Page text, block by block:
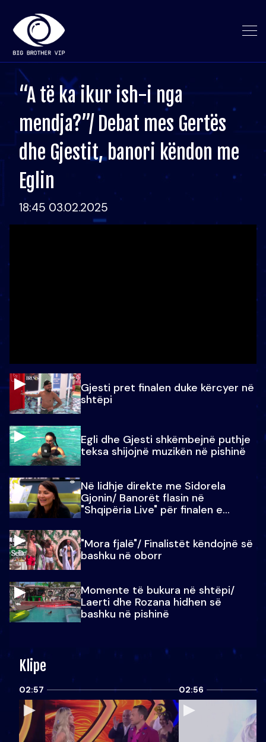
“A të ka ikur ish-i nga
mendja?”/ Debat mes Gertës
dhe Gjestit, banori këndon me
Eglin
18:45 03.02.2025
Gjesti pret finalen duke kërcyer në
shtëpi
Egli dhe Gjesti shkëmbejnë puthje
teksa shijojnë muzikën në pishinë
Në lidhje direkte me Sidorela
Gjonin/ Banorët flasin në
"Shqipëria Live" për finalen e
"Mora fjalë"/ Finalistët këndojnë së
bashku në oborr
Momente të bukura në shtëpi/
Laerti dhe Rozana hidhen së
bashku në pishinë
Klipe
02:57 02:56